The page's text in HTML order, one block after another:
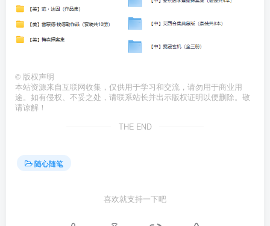
© 版权声明
本站资源来自互联网收集，仅供用于学习和交流，请勿用于商业用
途。如有侵权、不妥之处，请联系站长并出示版权证明以便删除。敬
请谅解！
THE END
随心随笔
喜欢就支持一下吧